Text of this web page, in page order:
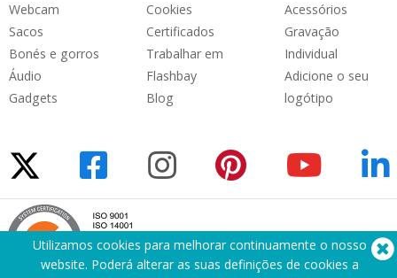
Webcam
Sacos
Bonés e gorros
Áudio
Gadgets
Cookies
Certificados
Trabalhar em
Flashbay
Blog
Acessórios
Gravação
Individual
Adicione o seu
logótipo
Utilizamos cookies para melhorar continuamente o nosso
website. Poderá alterar as suas definições de cookies a